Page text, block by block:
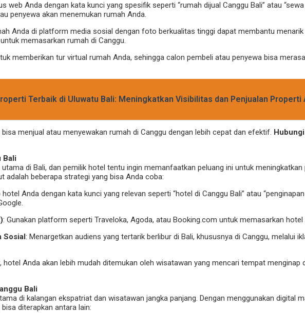
web Anda dengan kata kunci yang spesifik seperti “rumah dijual Canggu Bali” atau
penyewa akan menemukan rumah Anda.
Anda di platform media sosial dengan foto berkualitas tinggi dapat membantu
memasarkan rumah di Canggu.
memberikan tur virtual rumah Anda, sehingga calon pembeli atau penyewa bisa
Terbaik di Uluwatu Bali: Meningkatkan Visibilitas dan Penjualan Properti
menjual atau menyewakan rumah di Canggu dengan lebih cepat dan efektif.
Bali
di Bali, dan pemilik hotel tentu ingin memanfaatkan peluang ini untuk
adalah beberapa strategi yang bisa Anda coba:
Anda dengan kata kunci yang relevan seperti “hotel di Canggu Bali” atau
: Gunakan platform seperti Traveloka, Agoda, atau Booking.com untuk memasarkan
Sosial : Menargetkan audiens yang tertarik berlibur di Bali, khususnya di Canggu, melalui
Anda akan lebih mudah ditemukan oleh wisatawan yang mencari tempat menginap
Bali
di kalangan ekspatriat dan wisatawan jangka panjang. Dengan menggunakan digital
diterapkan antara lain: